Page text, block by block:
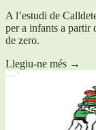
A l’estudi de
per a infants a partir
de zero.
Llegiu-ne més →